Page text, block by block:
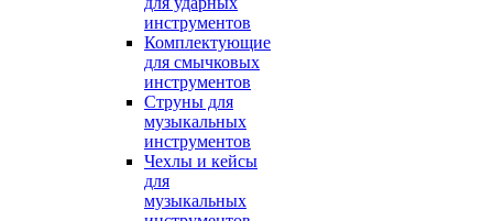
инструментов
Комплектующие
для смычковых
инструментов
Струны для
музыкальных
инструментов
Чехлы и кейсы
для
музыкальных